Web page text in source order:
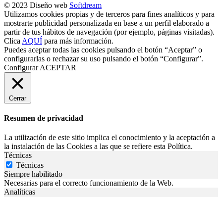
© 2023 Diseño web Softdream
Utilizamos cookies propias y de terceros para fines analíticos y para
mostrarte publicidad personalizada en base a un perfil elaborado a
partir de tus hábitos de navegación (por ejemplo, páginas visitadas).
Clica AQUÍ para más información.
Puedes aceptar todas las cookies pulsando el botón “Aceptar” o
configurarlas o rechazar su uso pulsando el botón “Configurar”.
Configurar ACEPTAR
Cerrar
Resumen de privacidad
La utilización de este sitio implica el conocimiento y la aceptación a
la instalación de las Cookies a las que se refiere esta Política.
Técnicas
Técnicas
Siempre habilitado
Necesarias para el correcto funcionamiento de la Web.
Analíticas